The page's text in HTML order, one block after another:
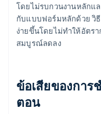
โดยไม่รบกวนงานหลักแ
กับแบบฟอร์มหลักด้วย วิ
ง่ายขึ้นโดยไม่ทำให้อัตร
สมบูรณ์ลดลง
ข้อเสียของการ
ตอน